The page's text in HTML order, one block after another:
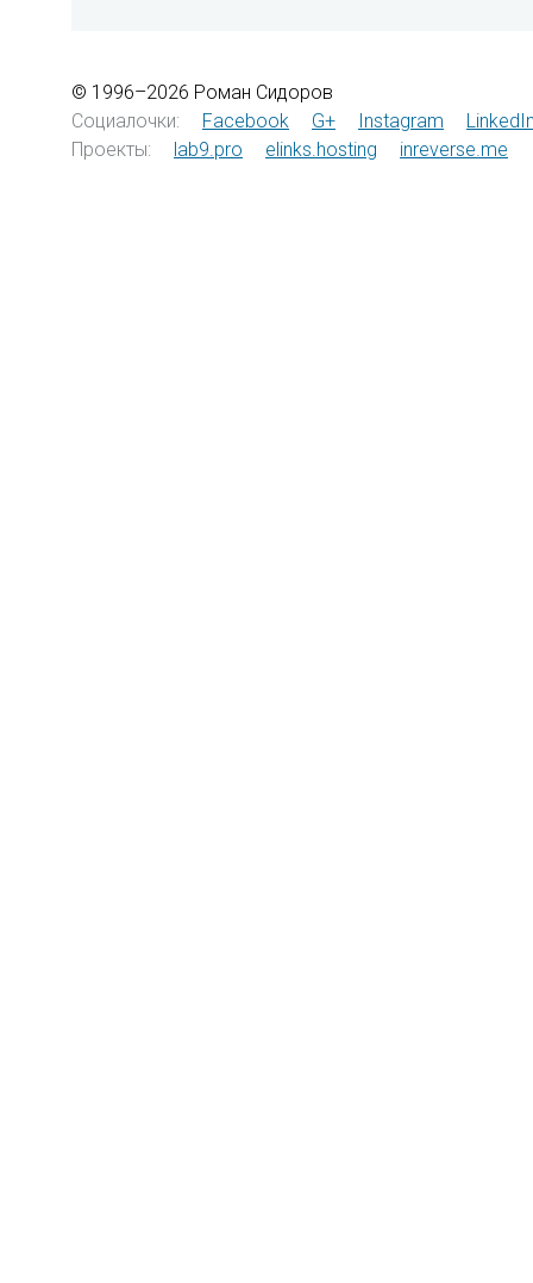
© 1996–2026 Роман Сидоров
Социалочки:
Facebook G+ Instagram
Проекты:
lab9.pro elinks.hosting inreverse.me